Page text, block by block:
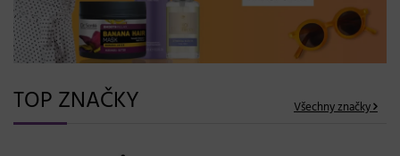
TOP ZNAČKY Všechny značky